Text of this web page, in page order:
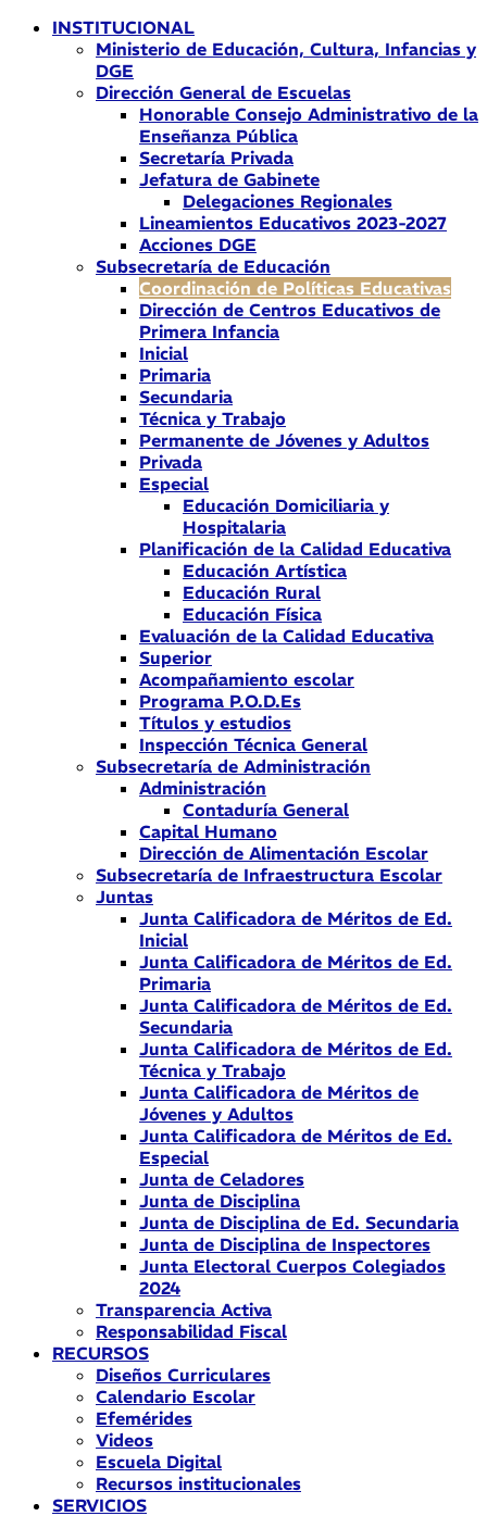
INSTITUCIONAL
Ministerio de Educación, Cultura, Infancias y
DGE
Dirección General de Escuelas
Honorable Consejo Administrativo de la
Enseñanza Pública
Secretaría Privada
Jefatura de Gabinete
Delegaciones Regionales
Lineamientos Educativos 2023-2027
Acciones DGE
Subsecretaría de Educación
Coordinación de Políticas Educativas
Dirección de Centros Educativos de
Primera Infancia
Inicial
Primaria
Secundaria
Técnica y Trabajo
Permanente de Jóvenes y Adultos
Privada
Especial
Educación Domiciliaria y
Hospitalaria
Planificación de la Calidad Educativa
Educación Artística
Educación Rural
Educación Física
Evaluación de la Calidad Educativa
Superior
Acompañamiento escolar
Programa P.O.D.Es
Títulos y estudios
Inspección Técnica General
Subsecretaría de Administración
Administración
Contaduría General
Capital Humano
Dirección de Alimentación Escolar
Subsecretaría de Infraestructura Escolar
Juntas
Junta Calificadora de Méritos de Ed.
Inicial
Junta Calificadora de Méritos de Ed.
Primaria
Junta Calificadora de Méritos de Ed.
Secundaria
Junta Calificadora de Méritos de Ed.
Técnica y Trabajo
Junta Calificadora de Méritos de
Jóvenes y Adultos
Junta Calificadora de Méritos de Ed.
Especial
Junta de Celadores
Junta de Disciplina
Junta de Disciplina de Ed. Secundaria
Junta de Disciplina de Inspectores
Junta Electoral Cuerpos Colegiados
2024
Transparencia Activa
Responsabilidad Fiscal
RECURSOS
Diseños Curriculares
Calendario Escolar
Efemérides
Videos
Escuela Digital
Recursos institucionales
SERVICIOS